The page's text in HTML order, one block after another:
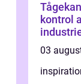
Tågekanon effektiv og
kontrol
03